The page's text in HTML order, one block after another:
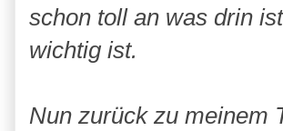
schon toll an was drin
wichtig ist.
Nun zurück zu meinem